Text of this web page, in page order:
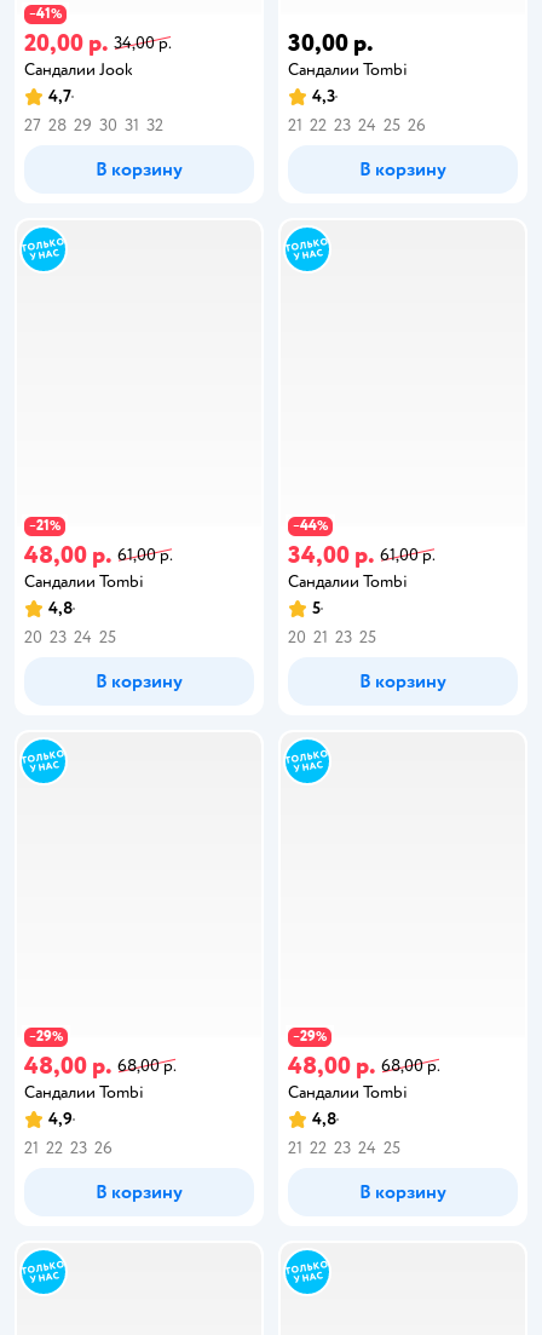
−41%
20,00 р. 34,00 р.
Сандалии Jook
4,7
27 28 29 30 31 32
В корзину
30,00 р.
Сандалии Tombi
4,3
21 22 23 24 25 26
В корзину
−21%
48,00 р. 61,00 р.
Сандалии Tombi
4,8
20 23 24 25
В корзину
−44%
34,00 р. 61,00 р.
Сандалии Tombi
5
20 21 23 25
В корзину
−29%
48,00 р. 68,00 р.
Сандалии Tombi
4,9
21 22 23 26
В корзину
−29%
48,00 р. 68,00 р.
Сандалии Tombi
4,8
21 22 23 24 25
В корзину